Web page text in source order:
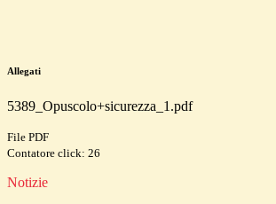
Allegati
5389_Opuscolo+sicurezza_1.pdf
File PDF
Contatore click: 26
Notizie